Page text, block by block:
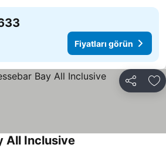
Fiyatları görün
Paylaş
All Inclusive